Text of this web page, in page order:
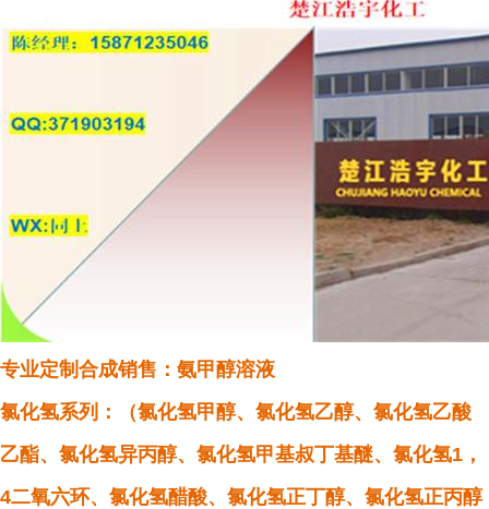
专业定制合成销售：氨甲醇溶液
氯化氢系列：（氯化氢甲醇、氯化氢乙醇、氯化氢乙酸
乙酯、氯化氢异丙醇、氯化氢甲基叔丁基醚、氯化氢1，
4二氧六环、氯化氢醋酸、氯化氢正丁醇、氯化氢正丙醇